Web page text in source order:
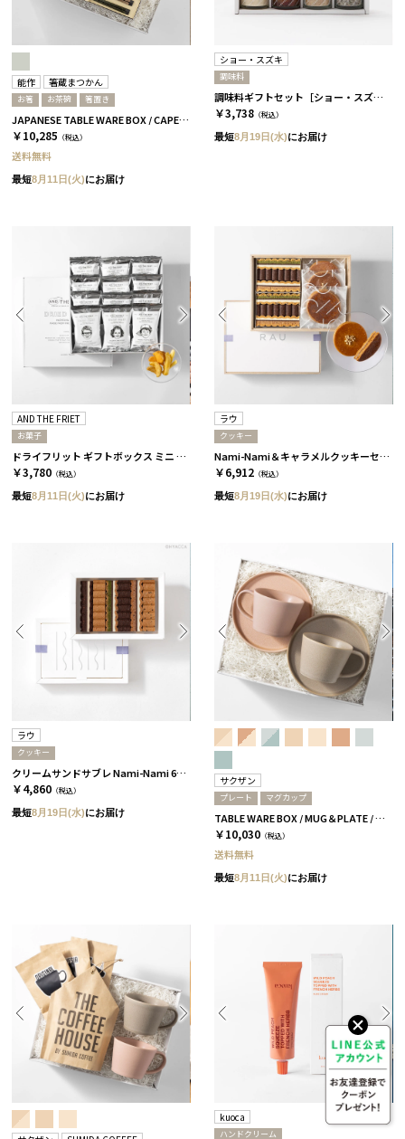
能作 箸蔵まつかん
お箸 お茶碗 箸置き
JAPANESE TABLE WARE BOX / CAPE / 茶碗+箸置き+箸 / 浅葱＆桜
￥10,285 （税込）
送料無料
最短8月11日(火)にお届け
ショー・スズキ
調味料
調味料ギフトセット［ショー・スズキ］
￥3,738 （税込）
最短8月19日(水)にお届け
AND THE FRIET
お菓子
ドライフリット ギフトボックス ミニ 12個［アンドザフリット］
￥3,780 （税込）
最短8月11日(火)にお届け
ラウ
クッキー
Nami-Nami＆キャラメルクッキーセット［ラウ］
￥6,912 （税込）
最短8月19日(水)にお届け
ラウ
クッキー
クリームサンドサブレ Nami-Nami 6本入［ラウ］
￥4,860 （税込）
最短8月19日(水)にお届け
サクザン
プレート マグカップ
TABLE WARE BOX / MUG＆PLATE / グレージュ＆コーラルベージュ［サクザン×HYACCA］
￥10,030 （税込）
送料無料
最短8月11日(火)にお届け
kuoca
ハンドクリーム